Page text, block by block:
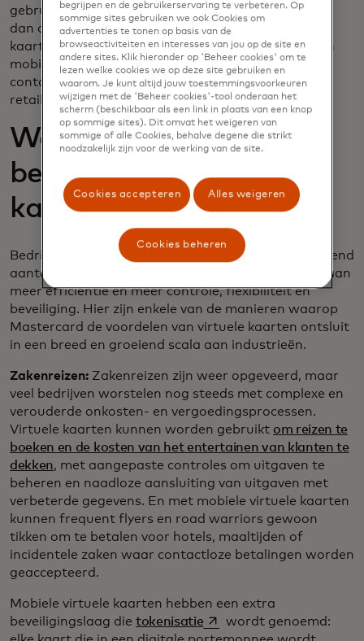
gebruik van virtuele kaarten uit te breiden tot meer
dan online en telefonisch, brengen mobiele virtuele
kaarten - waarbij de kaart wordt opgeslagen in een
mobiele portemonnee en wordt gebruikt voor
contactloze betalingen - het gemak van tap-to-pay
retailbetalingen naar bedrijfstransacties.
Waarom gebruiken
bedrijven virtuele
kaarten?
Bedrijven gebruiken virtuele kaarten voor een groeiend
aantal omstandigheden - overal waar behoefte is aan
meer efficiëntie en meer controle, flexibiliteit en
beveiliging. Hier zijn enkele van de manieren waarop
Mastercard de voordelen van virtuele kaarten ontsluit
in een breed en groeiend scala aan industrieën.
Zakenreizen: Zakenreizen zijn weer opgeveerd, maar
veel bedrijven worstelen nog steeds met complexe en
verouderde onkosten- en vergoedingsprocessen.
Virtuele kaarten kunnen worden gebruikt om reizen te
boeken en de kosten van het entertainen van klanten te
dekken, met aangepaste controles om uitgaven te
beheren en naadloze aansluiting van uitgaven met
verbeterde gegevens. En met mobiele virtuele kaarten
kunnen frequent flyers en road warriors gewoon
tikken om te betalen voor hotels, maaltijden of
incidentele zaken waar contactloze betalingen worden
geaccepteerd.
Mobiele virtuele kaarten hebben een extra
beveiligingslaag die tokenisatieopens in a new tab
wordt genoemd:
begrijpen en de gebruikerservaring te verbeteren. Op
sommige sites gebruiken we ook Cookies om
advertenties te tonen op basis van de
browseactiviteiten en interesses van jou op de site en
andere sites. Klik hieronder op 'Beheer cookies' om te
lezen welke cookies we op deze site gebruiken en
waarom. Je kunt altijd jouw toestemmingsvoorkeuren
wijzigen met de 'Beheer cookies'-tool onderaan het
scherm (beschikbaar als een link in plaats van een knop
op sommige sites). Dit omvat het weigeren van
sommige of alle Cookies, behalve degene die strikt
noodzakelijk zijn voor de werking van de site.
Cookies accepteren Alles weigeren
Cookies beheren